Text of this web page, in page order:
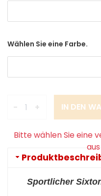
Wählen Sie eine Farbe.
- +
Bitte wählen Sie eine
aus
Sportlicher